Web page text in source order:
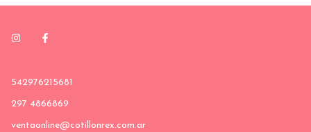
542976215681
297 4866869
ventaonline@cotillonrex.com.ar